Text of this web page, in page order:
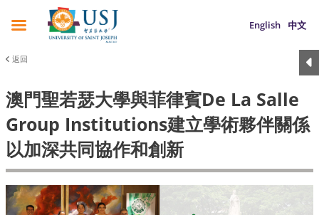
English 中文
返回
澳門聖若瑟大學與菲律賓De La Salle
Group Institutions建立學術夥伴關係
以加深共同協作和創新